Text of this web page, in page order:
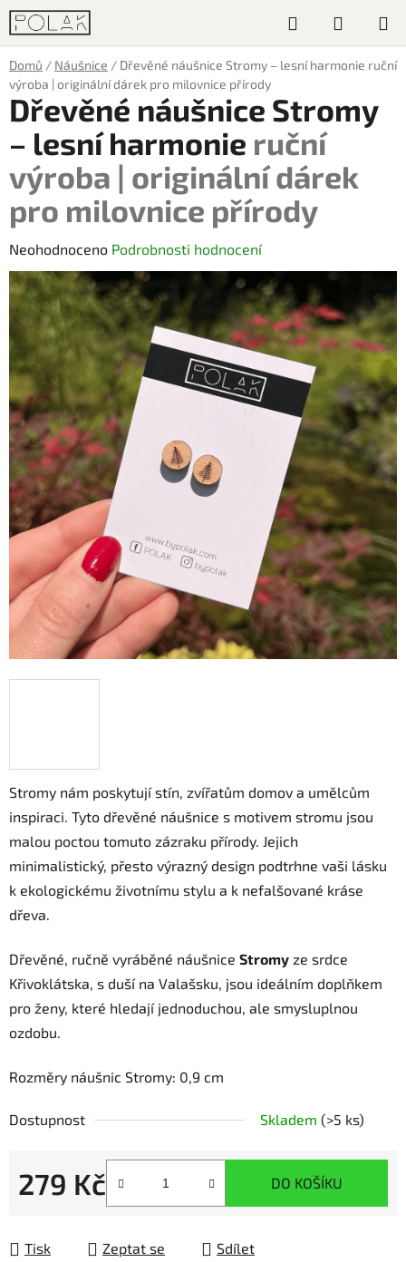
Přejít
obsah
Hledat
KOŠÍK
Domů / Náušnice / Dřevěné náušnice Stromy – lesní harmonie ruční
výroba | originální dárek pro milovnice přírody
Stromy nám poskytují stín, zvířatům domov a umělcům
inspiraci. Tyto dřevěné náušnice s motivem stromu jsou
malou poctou tomuto zázraku přírody. Jejich
minimalistický, přesto výrazný design podtrhne vaši lásku
k ekologickému životnímu stylu a k nefalšované kráse
dřeva.
Dřevěné, ručně vyráběné náušnice Stromy ze srdce
Křivoklátska, s duší na Valašsku, jsou ideálním doplňkem
pro ženy, které hledají jednoduchou, ale smysluplnou
ozdobu.
Rozměry náušnic Stromy: 0,9 cm
Dostupnost Skladem (>5 ks)
279 Kč DO KOŠÍKU
Tisk Zeptat se Sdílet
Dřevěné náušnice Stromy
– lesní harmonie ruční
výroba | originální dárek
pro milovnice přírody
Průměrné
hodnocení
produktu
je
0,0
z
5
hvězdiček.
Neohodnoceno Podrobnosti hodnocení